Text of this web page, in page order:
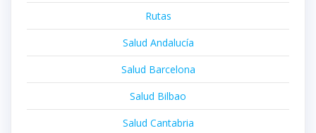
Rutas
Salud Andalucía
Salud Barcelona
Salud Bilbao
Salud Cantabria